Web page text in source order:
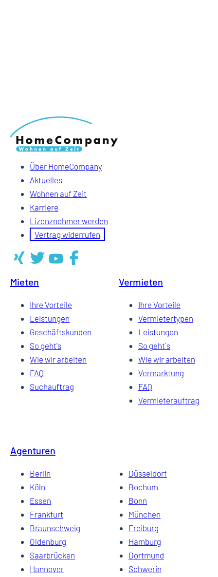
Über HomeCompany
Aktuelles
Wohnen auf Zeit
Karriere
Lizenznehmer werden
Vertrag widerrufen
Mieten
Ihre Vorteile
Leistungen
Geschäftskunden
So geht's
Wie wir arbeiten
FAQ
Suchauftrag
Vermieten
Ihre Vorteile
Vermietertypen
Leistungen
So geht`s
Wie wir arbeiten
Vermarktung
FAQ
Vermieterauftrag
Agenturen
Berlin
Düsseldorf
Köln
Bochum
Essen
Bonn
Frankfurt
München
Braunschweig
Freiburg
Oldenburg
Hamburg
Saarbrücken
Dortmund
Hannover
Schwerin